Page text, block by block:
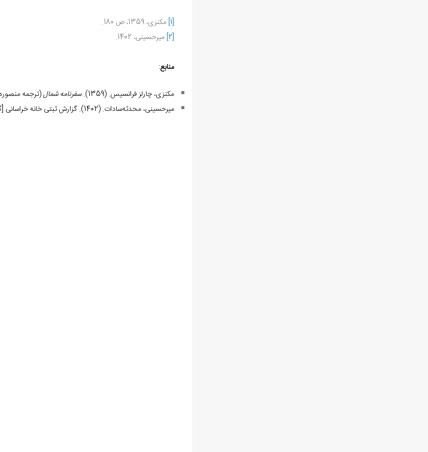
[1] مکنزی، 1359، ص 180.
[2]
میرحسینی، 1402.
منابع:
مکنزی، چارلز فرانسیس. (1359). سفرنامه شمال(ترجمه
میرحسینی، محدثه‌سادات. (1402). گزارش ثبتی خانه خراسانی
]